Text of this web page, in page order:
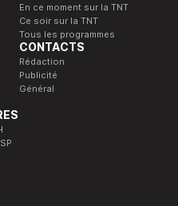
En ce moment sur la TNT
Ce soir sur la TNT
Tous les programmes
CONTACTS
Rédaction
Publicité
Général